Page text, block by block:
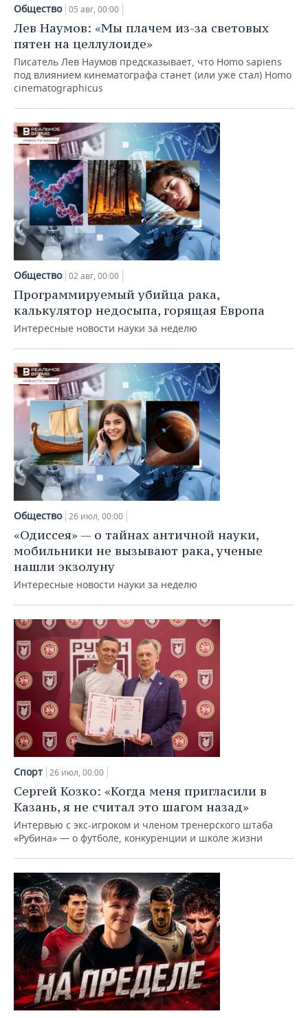
НЕФТЕХИМИЯ
НЕФТЬ
ОПК
РОЗНИЧНАЯ ТОРГОВЛЯ
ТРАНСПОРТ
УСЛУГИ
НОВОСТИ ТЕХНОЛОГИЙ
IT
МЕДИА
ТЕЛЕКОММУНИКАЦИИ
МЕРОПРИЯТИЯ
НОВОСТИ МЕРОПРИЯТИЙ
ВЫЕЗДНАЯ РЕДАКЦИЯ
БИЗНЕС-БРАНЧИ
ONLINE-КОНФЕРЕНЦИИ
ОТКРЫТАЯ ЛЕКЦИЯ
СПОРТ
НОВОСТИ СПОРТА
ФУТБОЛ
ХОККЕЙ
БАСКЕТБОЛ
ВОЛЕЙБОЛ
КИБЕРСПОРТ
ФИГУРНОЕ КАТАНИЕ
ВОДНЫЕ ВИДЫ СПОРТА
ОБЩЕСТВО
НОВОСТИ ОБЩЕСТВА
ВЛАСТЬ
ИНФРАСТРУКТУРА
ИСТОРИЯ
КУЛЬТУРА
МЕДИЦИНА
ОБРАЗОВАНИЕ
ФОТОГАЛЕРЕЯ
СЮЖЕТЫ
СПРАВОЧНИК
СПИСОК ПЕРСОН
СПИСОК КОМПАНИЙ
ПОЛНАЯ ВЕРСИЯ
Общество 05 авг, 00:00
Лев Наумов: «Мы плачем из-за световых
пятен на целлулоиде»
Писатель Лев Наумов предсказывает, что Homo sapiens
под влиянием кинематографа станет (или уже стал) Homo
cinematographicus
Общество 02 авг, 00:00
Программируемый убийца рака,
калькулятор недосыпа, горящая Европа
Интересные новости науки за неделю
Общество 26 июл, 00:00
«Одиссея» — о тайнах античной науки,
мобильники не вызывают рака, ученые
нашли экзолуну
Интересные новости науки за неделю
Спорт 26 июл, 00:00
Сергей Козко: «Когда меня пригласили в
Казань, я не считал это шагом назад»
Интервью с экс-игроком и членом тренерского штаба
«Рубина» — о футболе, конкуренции и школе жизни